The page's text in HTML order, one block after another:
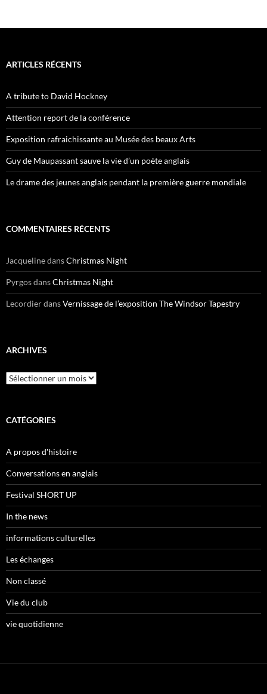
ARTICLES RÉCENTS
A tribute to David Hockney
Attention report de la conférence
Exposition rafraichissante au Musée des beaux Arts
Guy de Maupassant sauve la vie d’un poète anglais
Le drame des jeunes anglais pendant la première guerre mondiale
COMMENTAIRES RÉCENTS
JacquelinedansChristmas Night
PyrgosdansChristmas Night
LecordierdansVernissage de l’exposition The Windsor Tapestry
ARCHIVES
Archives
CATÉGORIES
A propos d'histoire
Conversations en anglais
Festival SHORT UP
In the news
informations culturelles
Les échanges
Non classé
Vie du club
vie quotidienne